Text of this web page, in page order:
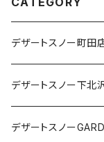
デザートスノー町田
デザートスノー下北
デザートスノー